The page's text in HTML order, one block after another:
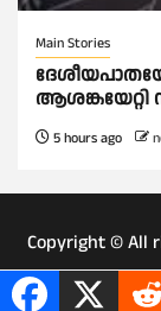
Main Stories
5 hours ago
Copyright © All